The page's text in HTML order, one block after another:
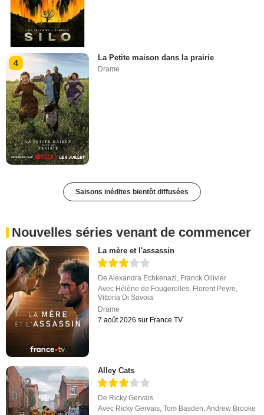
4
La Petite maison dans la prairie
Drame
Saisons inédites bientôt diffusées
Nouvelles séries venant de commencer
La mère et l'assassin
DeAlexandra Echkenazi Franck Ollivier
Avec Hélène de Fougerolles Florent Peyre
Vittoria Di Savoia
Drame
7 août 2026 sur France.TV
Alley Cats
De Ricky Gervais
Avec Ricky Gervais,Tom Basden,Andrew Brooke